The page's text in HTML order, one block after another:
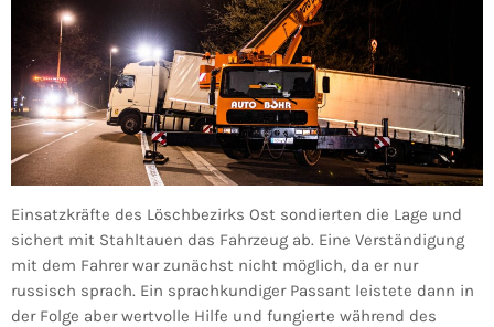
Einsatzkräfte des Löschbezirks Ost sondierten die Lage und
sichert mit Stahltauen das Fahrzeug ab. Eine Verständigung
mit dem Fahrer war zunächst nicht möglich, da er nur
russisch sprach. Ein sprachkundiger Passant leistete dann in
der Folge aber wertvolle Hilfe und fungierte während des